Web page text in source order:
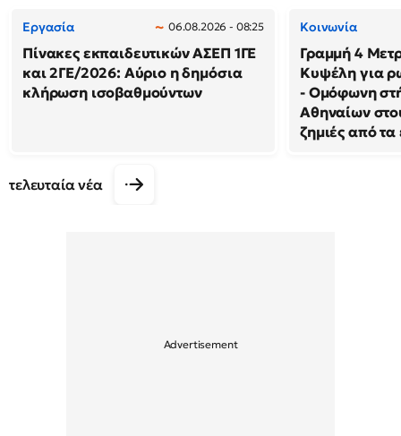
Εργασία 06.08.2026 - 08:25
Πίνακες εκπαιδευτικών ΑΣΕΠ 1ΓΕ
και 2ΓΕ/2026: Αύριο η δημόσια
κλήρωση ισοβαθμούντων
Κοινωνία
Γραμμή 4
Κυψέλη για
- Ομόφωνη
Αθηναίων
ζημιές από
τελευταία νέα